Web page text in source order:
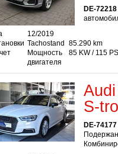
DE-
12/2019
Tachostand 85.290 km
Мощность
двигателя
85 KW / 115 PS
S-
DE-